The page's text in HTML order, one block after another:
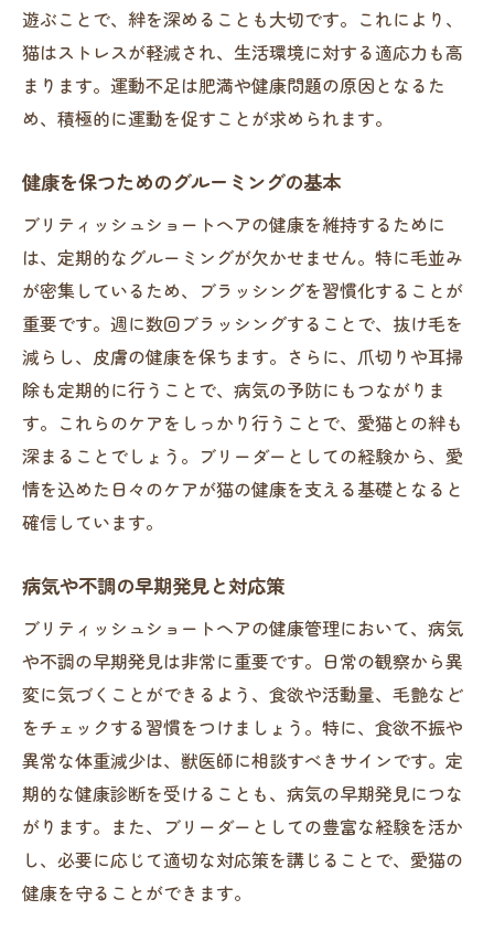
遊ぶことで、絆を深めることも大切です。これにより、
猫はストレスが軽減され、生活環境に対する適応力も高
まります。運動不足は肥満や健康問題の原因となるた
め、積極的に運動を促すことが求められます。
健康を保つためのグルーミングの基本
ブリティッシュショートヘアの健康を維持するために
は、定期的なグルーミングが欠かせません。特に毛並み
が密集しているため、ブラッシングを習慣化することが
重要です。週に数回ブラッシングすることで、抜け毛を
減らし、皮膚の健康を保ちます。さらに、爪切りや耳掃
除も定期的に行うことで、病気の予防にもつながりま
す。これらのケアをしっかり行うことで、愛猫との絆も
深まることでしょう。ブリーダーとしての経験から、愛
情を込めた日々のケアが猫の健康を支える基礎となると
確信しています。
病気や不調の早期発見と対応策
ブリティッシュショートヘアの健康管理において、病気
や不調の早期発見は非常に重要です。日常の観察から異
変に気づくことができるよう、食欲や活動量、毛艶など
をチェックする習慣をつけましょう。特に、食欲不振や
異常な体重減少は、獣医師に相談すべきサインです。定
期的な健康診断を受けることも、病気の早期発見につな
がります。また、ブリーダーとしての豊富な経験を活か
し、必要に応じて適切な対応策を講じることで、愛猫の
健康を守ることができます。